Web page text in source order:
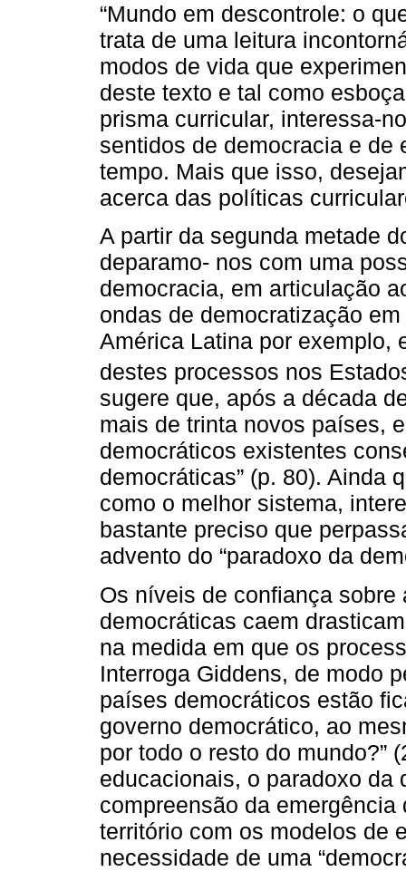
“Mundo em descontrole: o
trata de uma leitura
modos de vida que
deste texto e tal como
prisma curricular, interessa-
sentidos de democracia e de
tempo. Mais que isso,
acerca das políticas
A partir da segunda metade
deparamo- nos com uma
democracia, em articulação
ondas de democratização
América Latina por exemplo,
destes processos nos
sugere que, após a década
mais de trinta novos países,
democráticos existentes
democráticas” (p. 80). Ainda
como o melhor sistema,
bastante preciso que
advento do “paradoxo da
Os níveis de confiança
democráticas caem
na medida em que os
Interroga Giddens, de modo
países democráticos estão
governo democrático, ao
por todo o resto do mundo?”
educacionais, o paradoxo da
compreensão da
território com os modelos de
necessidade de uma